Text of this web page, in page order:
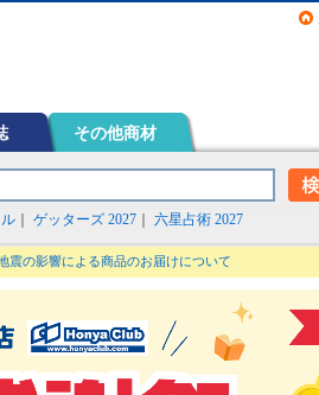
その他商材
ゲッターズ 2027 六星占術 2027
震の影響による商品のお届けについて